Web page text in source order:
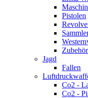
Pistolen
Zubehör
Jagd
Fallen
Co2 -
Co2 -